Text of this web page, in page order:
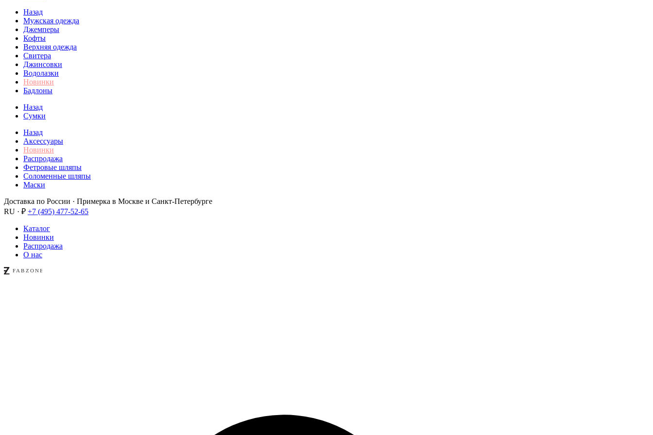
Назад
Мужская одежда
Джемперы
Кофты
Верхняя одежда
Свитера
Джинсовки
Водолазки
Новинки
Бадлоны
Назад
Сумки
Назад
Аксессуары
Новинки
Распродажа
Фетровые шляпы
Соломенные шляпы
Маски
Доставка по России · Примерка в Москве и Санкт-Петербурге
RU · ₽ +7 (495) 477-52-65
Каталог
Новинки
Распродажа
О нас